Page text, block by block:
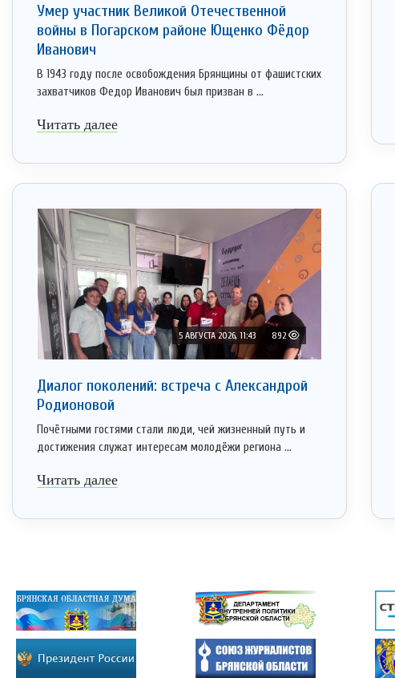
Умер участник Великой Отечественной
войны в Погарском районе Ющенко Фёдор
Иванович
В 1943 году после освобождения Брянщины от фашистских
захватчиков Федор Иванович был призван в ...
Читать далее
5 АВГУСТА 2026, 11:43 892
Диалог поколений: встреча с Александрой
Родионовой
Почётными гостями стали люди, чей жизненный путь и
достижения служат интересам молодёжи региона ...
Читать далее